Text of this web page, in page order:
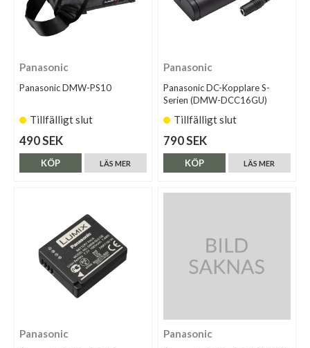
Panasonic
Panasonic DMW-PS10
Tillfälligt slut
490 SEK
LÄS MER
KÖP
Panasonic
Panasonic DC-Kopplare S-
Serien (DMW-DCC16GU)
Tillfälligt slut
790 SEK
LÄS MER
KÖP
Panasonic Panasonic